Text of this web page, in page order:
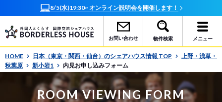
8/5(水)19:30~ オンライン説明会を開催します！
お問い合わせ 物件検索 メニュー
HOME 日本（東京・関西・仙台）のシェアハウス情報 TOP
上野・浅草・
秋葉原
新小岩1 内見お申し込みフォーム
ROOM VIEWING FORM